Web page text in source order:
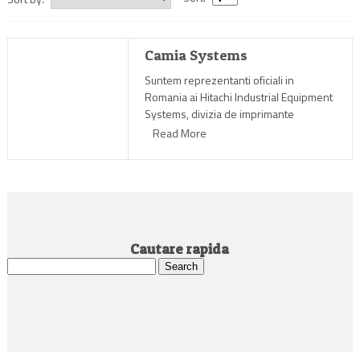
Camia Systems
Suntem reprezentanti oficiali in
Romania ai Hitachi Industrial Equipment
Systems, divizia de imprimante
industriale.
Read More
Cautare rapida